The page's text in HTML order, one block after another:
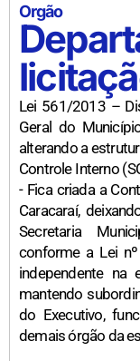
Orgão
Lei 561/2013 –
Geral do
alterando a
Controle Interno
- Fica criada a
Caracaraí,
Secretaria
conforme a Lei
independente na
mantendo
do Executivo,
demais órgão da